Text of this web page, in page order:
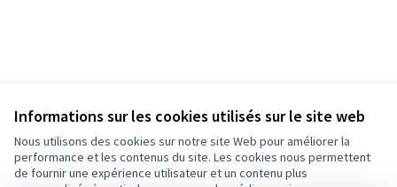
Informations sur les cookies utilisés sur le site web
Nous utilisons des cookies sur notre site Web pour améliorer la
performance et les contenus du site. Les cookies nous permettent
de fournir une expérience utilisateur et un contenu plus